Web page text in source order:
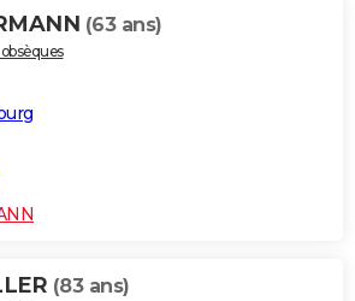
(63 ans)
(83 ans)